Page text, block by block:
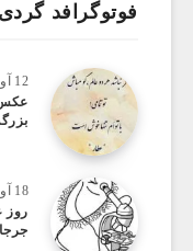
فوتوگرافد گردی
12 آوریل 2020
عکس
18 آوریل 2020
روز